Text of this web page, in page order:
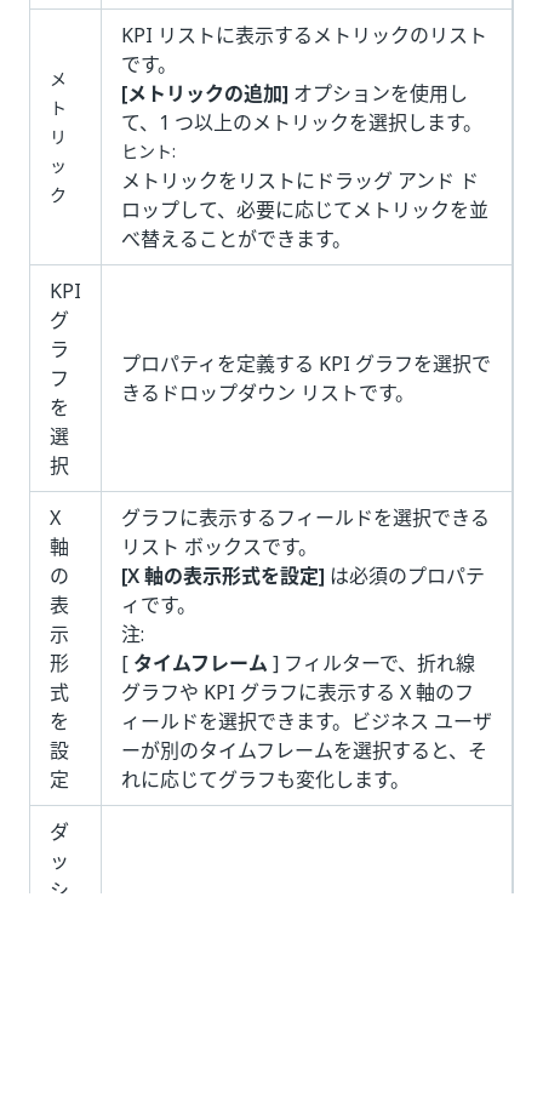
メ
ト
リ
ッ
ク
KPI リストに表示するメトリックのリスト
です。
[メトリックの追加] オプションを使用し
て、1 つ以上のメトリックを選択します。
ヒント:
メトリックをリストにドラッグ アンド ド
ロップして、必要に応じてメトリックを並
べ替えることができます。
KPI
グ
ラ
フ
を
選
択
プロパティを定義する KPI グラフを選択で
きるドロップダウン リストです。
X
軸
の
表
示
形
式
を
設
定
グラフに表示するフィールドを選択できる
リスト ボックスです。
[X 軸の表示形式を設定] は必須のプロパテ
ィです。
注:
[ タイムフレーム ] フィルターで、折れ線
グラフや KPI グラフに表示する X 軸のフ
ィールドを選択できます。ビジネス ユーザ
ーが別のタイムフレームを選択すると、そ
れに応じてグラフも変化します。
ダ
ッ
シ